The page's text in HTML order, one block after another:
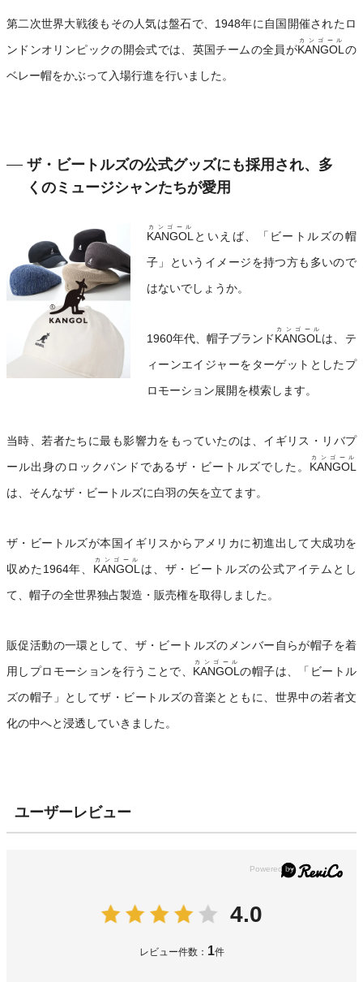
第二次世界大戦後もその人気は盤石で、1948年に自国開催されたロ
ンドンオリンピックの開会式では、英国チームの全員がKANGOL
カンゴール
の
ベレー帽をかぶって入場行進を行いました。
ザ・ビートルズの公式グッズにも採用され、多
くのミュージシャンたちが愛用
KANGOL
カンゴール
といえば、「ビートルズの帽
子」というイメージを持つ方も多いので
はないでしょうか。
1960年代、帽子ブランドKANGOL
カンゴール
は、テ
ィーンエイジャーをターゲットとしたプ
ロモーション展開を模索します。
当時、若者たちに最も影響力をもっていたのは、イギリス・リバプ
ール出身のロックバンドであるザ・ビートルズでした。 KANGOL
カンゴール
は、そんなザ・ビートルズに白羽の矢を立てます。
ザ・ビートルズが本国イギリスからアメリカに初進出して大成功を
収めた1964年、 KANGOL
カンゴール
は、ザ・ビートルズの公式アイテムとし
て、帽子の全世界独占製造・販売権を取得しました。
販促活動の一環として、ザ・ビートルズのメンバー自らが帽子を着
用しプロモーションを行うことで、 KANGOL
カンゴール
の帽子は、「ビートル
ズの帽子」としてザ・ビートルズの音楽とともに、世界中の若者文
化の中へと浸透していきました。
ユーザーレビュー
4.0
レビュー件数： 1件